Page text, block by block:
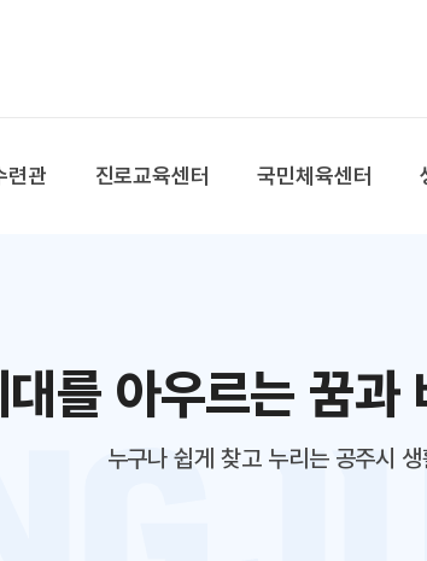
련관 진로교육센터 국민체육센터
를 아우르는 꿈과
누구나 쉽게 찾고 누리는 공주시